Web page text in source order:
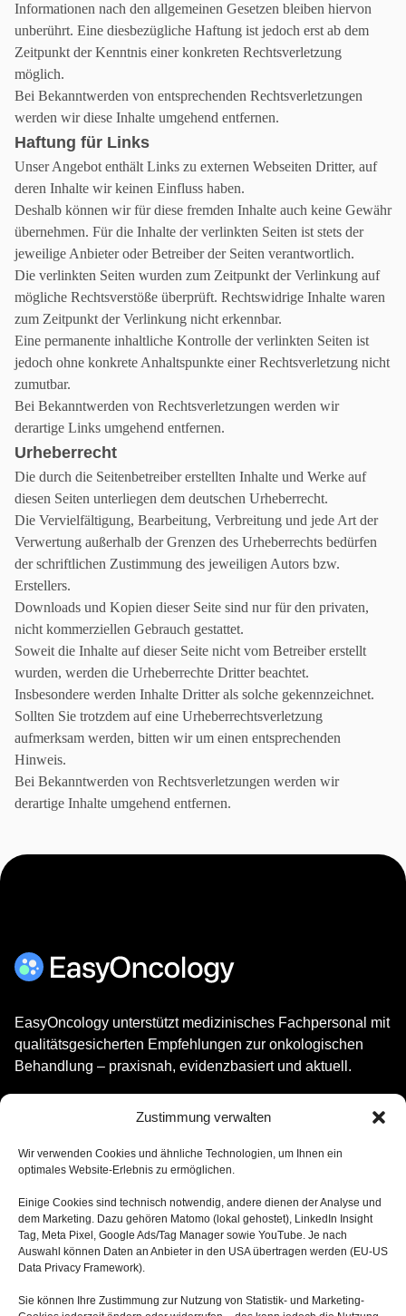
Zustimmung verwalten
Wir verwenden Cookies und ähnliche Technologien, um Ihnen ein
optimales Website-Erlebnis zu ermöglichen.
Einige Cookies sind technisch notwendig, andere dienen der Analyse und
dem Marketing. Dazu gehören Matomo (lokal gehostet), LinkedIn Insight
Tag, Meta Pixel, Google Ads/Tag Manager sowie YouTube. Je nach
Auswahl können Daten an Anbieter in den USA übertragen werden (EU‑US
Data Privacy Framework).
Sie können Ihre Zustimmung zur Nutzung von Statistik- und Marketing-
Informationen nach den allgemeinen Gesetzen bleiben hiervon
unberührt. Eine diesbezügliche Haftung ist jedoch erst ab dem
Zeitpunkt der Kenntnis einer konkreten Rechtsverletzung
möglich.
Bei Bekanntwerden von entsprechenden Rechtsverletzungen
werden wir diese Inhalte umgehend entfernen.
Haftung für Links
Unser Angebot enthält Links zu externen Webseiten Dritter, auf
deren Inhalte wir keinen Einfluss haben.
Deshalb können wir für diese fremden Inhalte auch keine Gewähr
übernehmen. Für die Inhalte der verlinkten Seiten ist stets der
jeweilige Anbieter oder Betreiber der Seiten verantwortlich.
Die verlinkten Seiten wurden zum Zeitpunkt der Verlinkung auf
mögliche Rechtsverstöße überprüft. Rechtswidrige Inhalte waren
zum Zeitpunkt der Verlinkung nicht erkennbar.
Eine permanente inhaltliche Kontrolle der verlinkten Seiten ist
jedoch ohne konkrete Anhaltspunkte einer Rechtsverletzung nicht
zumutbar.
Bei Bekanntwerden von Rechtsverletzungen werden wir
derartige Links umgehend entfernen.
Urheberrecht
Die durch die Seitenbetreiber erstellten Inhalte und Werke auf
diesen Seiten unterliegen dem deutschen Urheberrecht.
Die Vervielfältigung, Bearbeitung, Verbreitung und jede Art der
Verwertung außerhalb der Grenzen des Urheberrechts bedürfen
der schriftlichen Zustimmung des jeweiligen Autors bzw.
Erstellers.
Downloads und Kopien dieser Seite sind nur für den privaten,
nicht kommerziellen Gebrauch gestattet.
Soweit die Inhalte auf dieser Seite nicht vom Betreiber erstellt
wurden, werden die Urheberrechte Dritter beachtet.
Insbesondere werden Inhalte Dritter als solche gekennzeichnet.
Sollten Sie trotzdem auf eine Urheberrechtsverletzung
aufmerksam werden, bitten wir um einen entsprechenden
Hinweis.
Bei Bekanntwerden von Rechtsverletzungen werden wir
derartige Inhalte umgehend entfernen.
EasyOncology unterstützt medizinisches Fachpersonal mit
qualitätsgesicherten Empfehlungen zur onkologischen
Behandlung – praxisnah, evidenzbasiert und aktuell.
Easy Oncology jetzt downloaden und nutzen
Kontakt
FAQ
Karriere
Impressum